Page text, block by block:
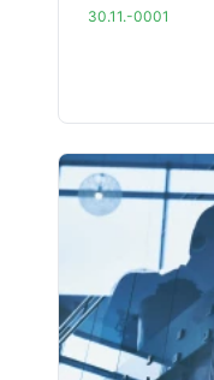
30.11.-0001